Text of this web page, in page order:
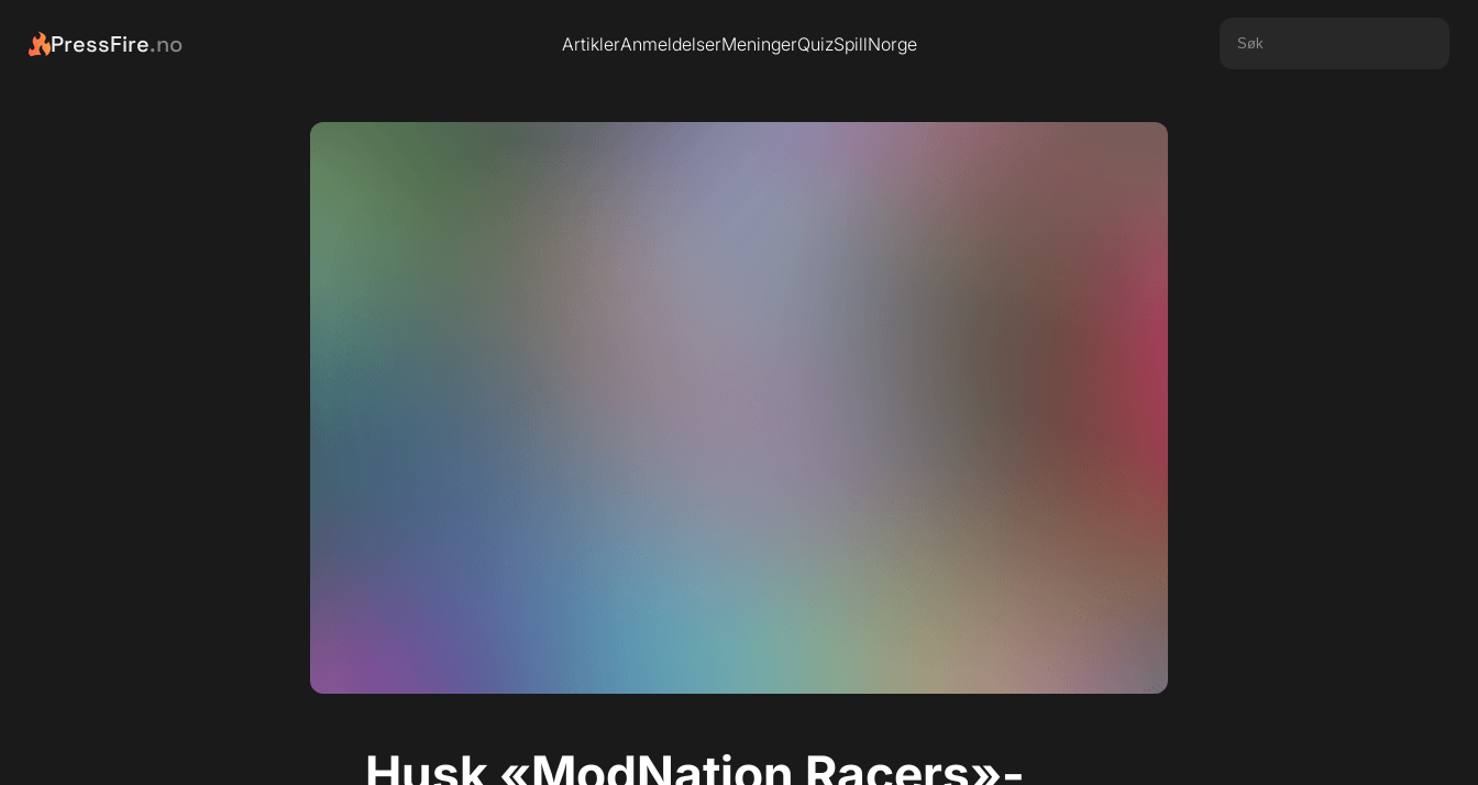
PressFire.no ArtiklerAnmeldelserMeningerQuizSpillNorge